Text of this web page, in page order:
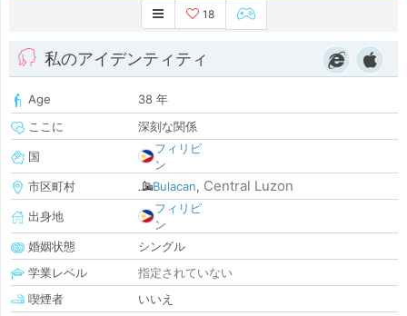
18
私のアイデンティティ
Age
38 年
ここに
深刻な関係
国
フィリピ
ン
市区町村
Bulacan, Central Luzon
出身地
フィリピ
ン
婚姻状態
シングル
学業レベル
指定されていない
喫煙者
いいえ